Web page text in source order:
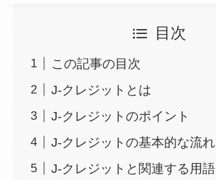
目次
この記事の目次
J-クレジットとは
J-クレジットのポイント
J-クレジットの基本的な流れ
J-クレジットと関連する用語